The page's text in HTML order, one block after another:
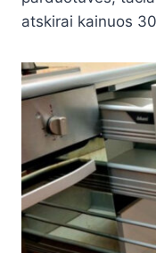
atskirai kainuos